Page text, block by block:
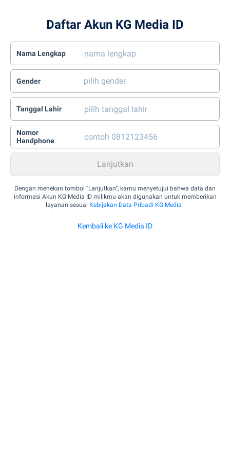
Daftar Akun KG Media ID
Nama Lengkap
Gender
Tanggal Lahir
Nomor
Handphone
Dengan menekan tombol “Lanjutkan”, kamu menyetujui bahwa data dan
informasi Akun KG Media ID milikmu akan digunakan untuk memberikan
layanan sesuai Kebijakan Data Pribadi KG Media .
Kembali ke KG Media ID